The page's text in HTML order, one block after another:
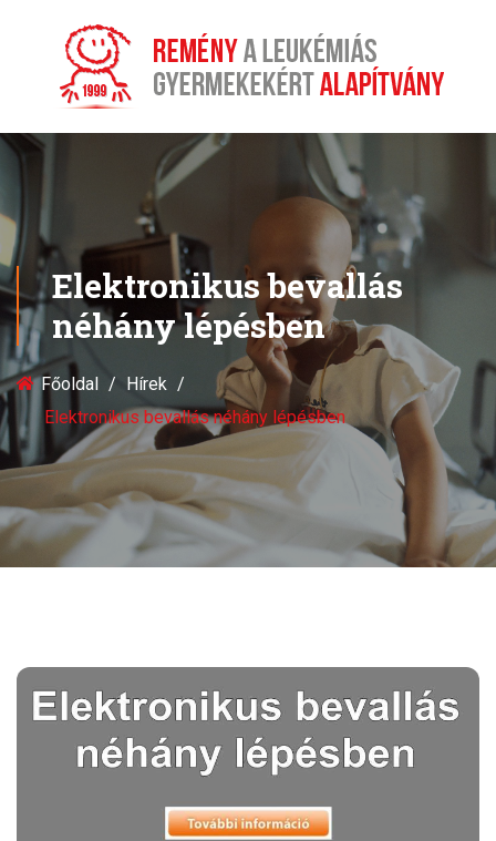
Elektronikus bevallás
néhány lépésben
Főoldal
Hírek
Elektronikus bevallás néhány lépésben